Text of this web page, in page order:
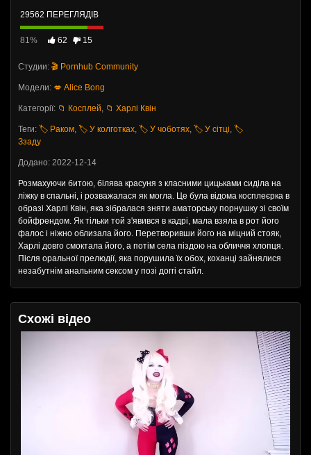
29562 ПЕРЕГЛЯДІВ
81% 62 15
Студии: 🎬 Pornhub Community
Модели: 💋 Alice Bong
Категорії: 📁 Косплей, 📁 Харлі Квін
Теги: 🏷️ Раком, 🏷️ У колготках, 🏷️ У чоботях, 🏷️ У сітці, 🏷️
Ззаду
Додано: 2022-12-14
Розмахуючи битою, білява красуня з класними цицьками сиділа на
ліжку в спальні, і розважалася як могла. Це була відома косплеєрка в
образі Харлі Квін, яка зібралася зняти аматорську порнушку зі своїм
бойфрендом. Як тільки той з'явився в кадрі, мала взяла в рот його
фалос і ніжно облизала його. Перетворивши його на міцний стояк,
Харлі довго смоктала його, а потім села піздою на обличчя хлопця.
Після оральної прелюдії, яка порушила їх обох, коханці зайнялися
незабутнім анальним сексом у позі доггі стайл.
Схожі відео